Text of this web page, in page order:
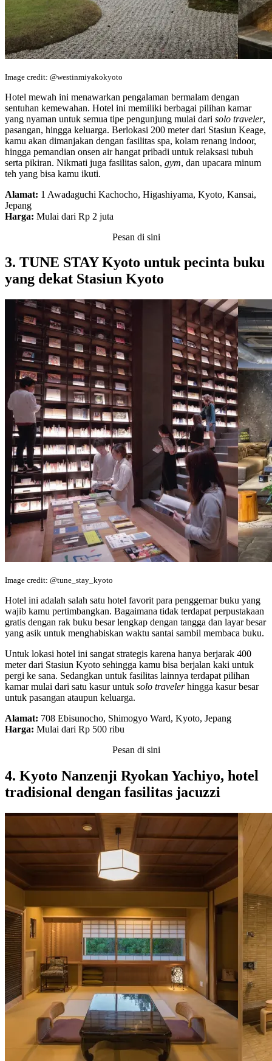
Image credit: @westinmiyakokyoto
Hotel mewah ini menawarkan pengalaman bermalam dengan
sentuhan kemewahan. Hotel ini memiliki berbagai pilihan kamar
yang nyaman untuk semua tipe pengunjung mulai dari solo traveler,
pasangan, hingga keluarga. Berlokasi 200 meter dari Stasiun Keage,
kamu akan dimanjakan dengan fasilitas spa, kolam renang indoor,
hingga pemandian onsen air hangat pribadi untuk relaksasi tubuh
serta pikiran. Nikmati juga fasilitas salon, gym, dan upacara minum
teh yang bisa kamu ikuti.
Alamat: 1 Awadaguchi Kachocho, Higashiyama, Kyoto, Kansai,
Jepang
Harga: Mulai dari Rp 2 juta
Pesan di sini
3. TUNE STAY Kyoto untuk pecinta buku
yang dekat Stasiun Kyoto
Image credit: @tune_stay_kyoto
Hotel ini adalah salah satu hotel favorit para penggemar buku yang
wajib kamu pertimbangkan. Bagaimana tidak terdapat perpustakaan
gratis dengan rak buku besar lengkap dengan tangga dan layar besar
yang asik untuk menghabiskan waktu santai sambil membaca buku.
Untuk lokasi hotel ini sangat strategis karena hanya berjarak 400
meter dari Stasiun Kyoto sehingga kamu bisa berjalan kaki untuk
pergi ke sana. Sedangkan untuk fasilitas lainnya terdapat pilihan
kamar mulai dari satu kasur untuk solo travelerhingga kasur besar
untuk pasangan ataupun keluarga.
Alamat: 708 Ebisunocho, Shimogyo Ward, Kyoto, Jepang
Harga: Mulai dari Rp 500 ribu
Pesan di sini
4. Kyoto Nanzenji Ryokan Yachiyo, hotel
tradisional dengan fasilitas jacuzzi